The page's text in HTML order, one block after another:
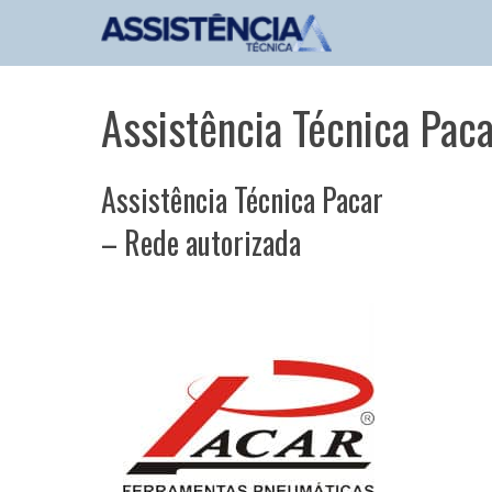
Assistência Técnica
Assistência Técnica Pacar
– Rede autorizada